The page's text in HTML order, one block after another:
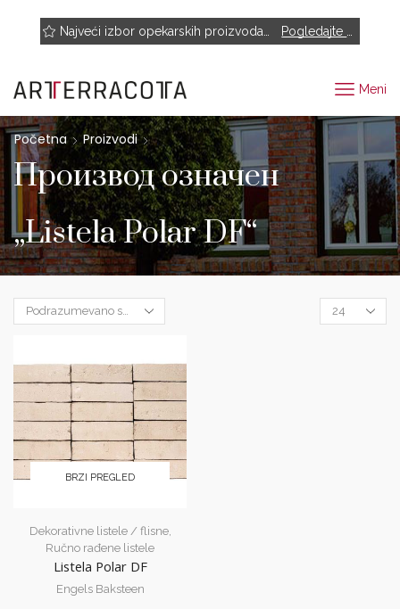
Meni
Početna Proizvodi
Производ oзначен
„Listela Polar DF“
Products
per
BRZI PREGLED
Dekorativne listele / flisne,
Ručno rađene listele
Listela Polar DF
Engels Baksteen